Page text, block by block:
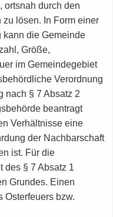
ortsnah durch den
lösen. In Form einer
kann die Gemeinde
Größe,
im Gemeindegebiet
Verordnung
nach § 7 Absatz 2
beantragt
Verhältnisse eine
der Nachbarschaft
ist. Für die
des § 7 Absatz 1
Grundes. Einen
Osterfeuers bzw.